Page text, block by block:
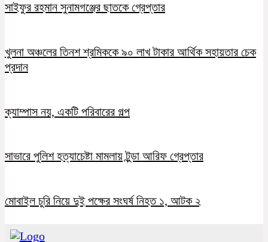
সাইফুর রহমান সুনামগঞ্জের ছাতকে গ্রেপ্তার
খুলনা অঞ্চলের তিনশ শ্রমিককে ৯০ লাখ টাকার আর্থিক সহায়তার চেক
প্রদান
ক্যাম্পাস নয়, একটি পরিবারের গল্প
সাভারে পুলিশ হত্যাচেষ্টা মামলায় টুন্ডা আরিফ গ্রেপ্তার
মোবাইল চুরি নিয়ে দুই পক্ষের সংঘর্ষ নিহত ১, আটক ২